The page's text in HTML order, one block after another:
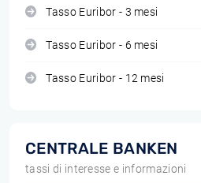
Tasso Euribor - 3 mesi
Tasso Euribor - 6 mesi
Tasso Euribor - 12 mesi
CENTRALE BANKEN
tassi di interesse e informazioni